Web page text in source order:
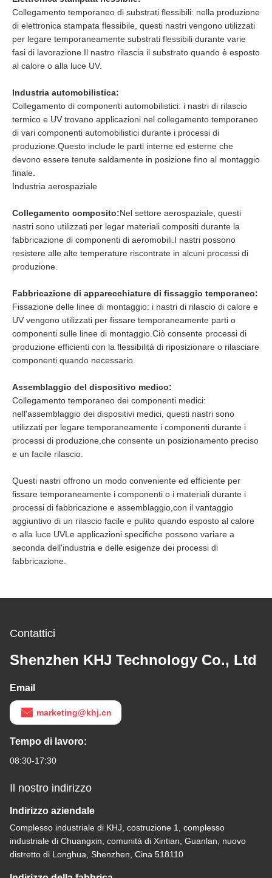
Collegamento temporaneo di substrati flessibili: nella produzione
di elettronica stampata flessibile, questi nastri vengono utilizzati
per legare temporaneamente substrati flessibili durante varie
fasi di lavorazione.Il nastro rilascia il substrato quando è esposto
al calore o alla luce UV.
Industria automobilistica:
Collegamento di componenti automobilistici: i nastri di rilascio
termico e UV trovano applicazioni nel collegamento temporaneo
di vari componenti automobilistici durante i processi di
produzione.Questo include le parti interne ed esterne che
devono essere tenute saldamente in posizione fino al montaggio
finale.
Industria aerospaziale
Collegamento composito:Nel settore aerospaziale, questi
nastri sono utilizzati per legar materiali compositi durante la
fabbricazione di componenti di aeromobili.I nastri possono
resistere alle alte temperature riscontrate in alcuni processi di
produzione.
Fabbricazione di apparecchiature di fissaggio temporaneo:
Fissazione delle linee di montaggio: i nastri di rilascio di calore e
UV vengono utilizzati per fissare temporaneamente parti o
componenti sulle linee di montaggio.Ciò consente processi di
produzione efficienti con la flessibilità di riposizionare o rilasciare
componenti quando necessario.
Assemblaggio del dispositivo medico:
Collegamento temporaneo dei componenti medici:
nell'assemblaggio dei dispositivi medici, questi nastri sono
utilizzati per legare temporaneamente i componenti durante i
processi di produzione,che consente un posizionamento preciso
e un facile rilascio.
Questi nastri offrono un modo conveniente ed efficiente per
fissare temporaneamente i componenti o i materiali durante i
processi di fabbricazione e assemblaggio,con il vantaggio
aggiuntivo di un rilascio facile e pulito quando esposto al calore
o alla luce UVLe applicazioni specifiche possono variare a
seconda dell'industria e delle esigenze dei processi di
fabbricazione.
Contattici
Shenzhen KHJ Technology Co., Ltd
Email
marketing@khj.cn
Tempo di lavoro:
08:30-17:30
Il nostro indirizzo
Indirizzo aziendale
Complesso industriale di KHJ, costruzione 1, complesso
industriale di Chuangxin, comunità di Xintian, Guanlan, nuovo
distretto di Longhua, Shenzhen, Cina 518110